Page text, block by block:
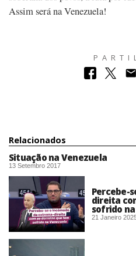
Assim será na Venezuela!
Relacionados
Situação na Venezuela
13 Setembro 2017
Percebe-
direita
sofrido
21 Janeiro